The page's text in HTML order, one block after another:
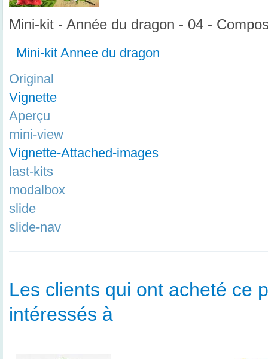
Mini-kit - Année du dragon - 04 -
Mini-kit Annee du dragon
Original
Vignette
Aperçu
mini-view
Vignette-Attached-images
last-kits
modalbox
slide
slide-nav
Les clients qui ont acheté ce
intéressés à